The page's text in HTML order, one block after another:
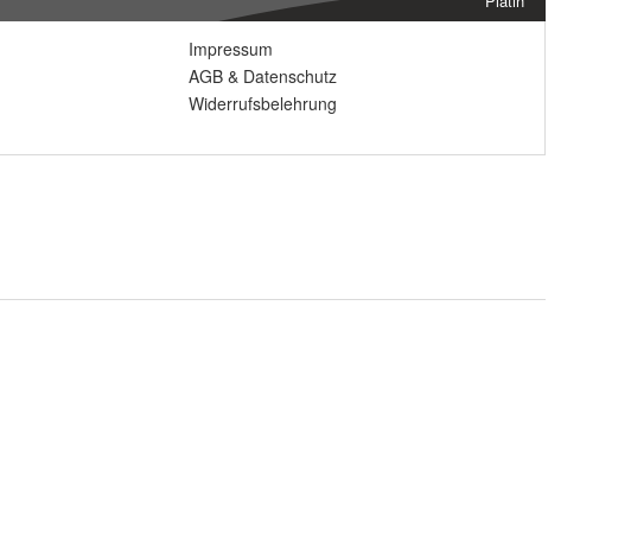
Impressum
AGB & Datenschutz
Widerrufsbelehrung